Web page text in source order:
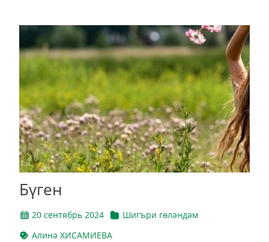
Бүген
20 сентябрь 2024
Шигъри гөләндәм
Алинә ХИСАМИЕВА